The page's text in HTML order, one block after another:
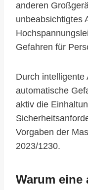
anderen
unbeabsichtigtes
Gefahren für
Durch intelligente
automatische
aktiv die
Vorgaben der
2023/1230.
Warum eine